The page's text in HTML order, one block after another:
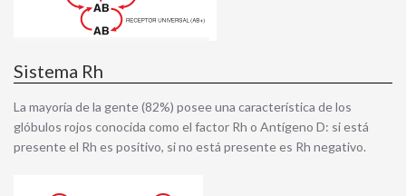
Sistema Rh
La mayoría de la gente (82%) posee una característica de los
glóbulos rojos conocida como el factor Rh o Antígeno D: si está
presente el Rh es positivo, si no está presente es Rh negativo.